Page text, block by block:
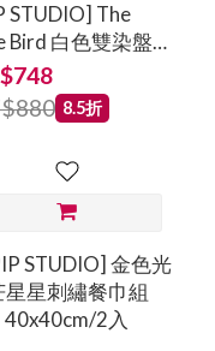
STUDIO] The
Bird 白色雙染盤
8.5折